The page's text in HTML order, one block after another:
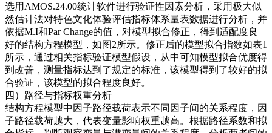
选用AMOS.24.00统计软件进行验证性因素分析，采用极大似
然估计法对特色文化体验评估指标体系量表数据进行分析，并
依据M.I和Par Change的值，对模型拟合修正，得到适配度良
好的结构方程模型，如图2所示。修正后的模型拟合指数如表1
所示，通过相关指标验证模型假设，从中可知模型拟合优度得
到改善，测量指标达到了规定的标准，该模型得到了较好的拟
合验证，该模型的拟合程度良好。
四）路径与指标权重分析
结构方程模型中因子路径载荷表示不同因子间的关系程度，因
子路径载荷越大，代表变量影响权重越高。根据路径系数和拟